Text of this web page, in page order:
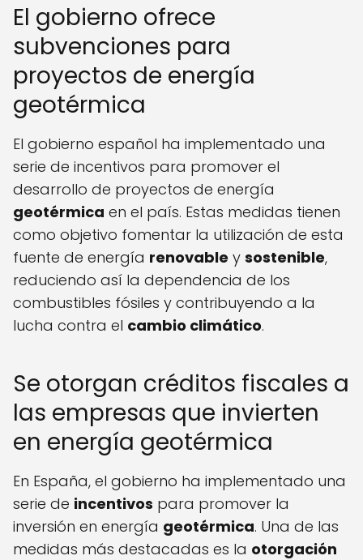
El gobierno ofrece
subvenciones para
proyectos de energía
geotérmica
El gobierno español ha implementado una
serie de incentivos para promover el
desarrollo de proyectos de energía
geotérmica en el país. Estas medidas tienen
como objetivo fomentar la utilización de esta
fuente de energía renovable y sostenible,
reduciendo así la dependencia de los
combustibles fósiles y contribuyendo a la
lucha contra el cambio climático.
Se otorgan créditos fiscales a
las empresas que invierten
en energía geotérmica
En España, el gobierno ha implementado una
serie de incentivos para promover la
inversión en energía geotérmica. Una de las
medidas más destacadas es la otorgación